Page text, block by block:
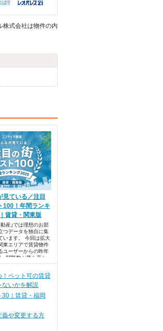
株式会社は物件の内
見ている／注目
100！年間ランキ
賃貸・関東版
動産」では理想のお部
つデータを独自に集
います。 今回は拡大
東エリアで賃貸物件
ユーザーからの昨年
閲覧数が最も高か
街ランキングベスト
ペット可の賃貸
ないかを解説
｜賃貸・福岡
や変更する方